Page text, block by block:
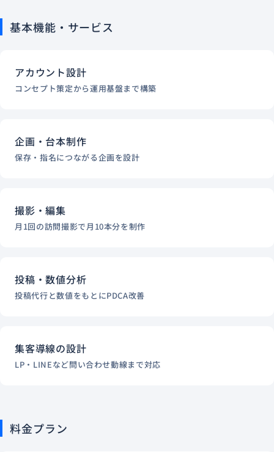
基本機能・サービス
アカウント設計
コンセプト策定から運用基盤まで構築
企画・台本制作
保存・指名につながる企画を設計
撮影・編集
月1回の訪問撮影で月10本分を制作
投稿・数値分析
投稿代行と数値をもとにPDCA改善
集客導線の設計
LP・LINEなど問い合わせ動線まで対応
料金プラン